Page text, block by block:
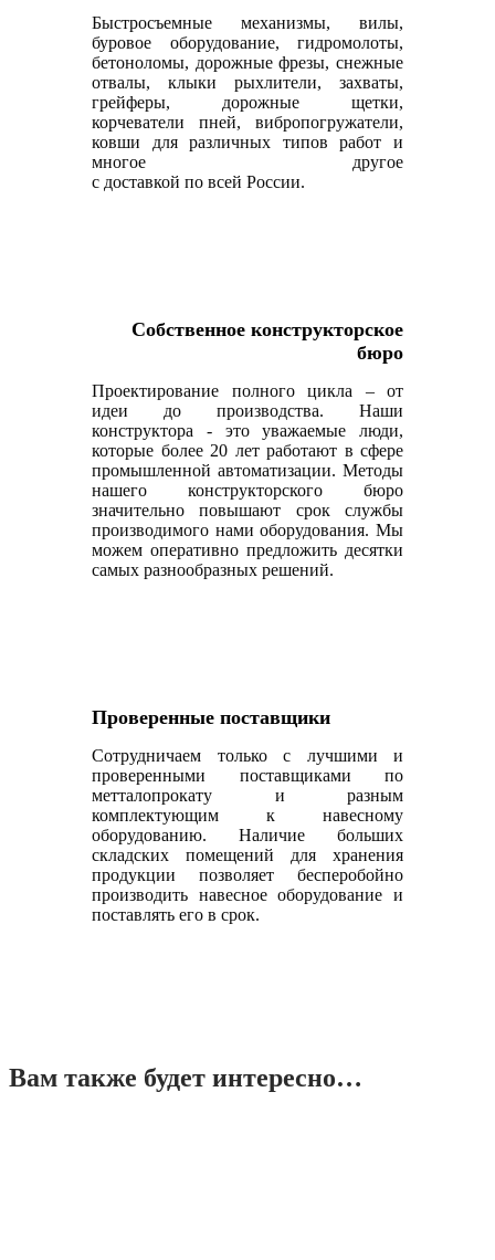
Быстросъемные механизмы, вилы,
буровое оборудование, гидромолоты,
бетоноломы, дорожные фрезы, снежные
отвалы, клыки рыхлители, захваты,
грейферы, дорожные щетки,
корчеватели пней, вибропогружатели,
ковши для различных типов работ и
многое другое
с доставкой по всей России.
Собственное конструкторское
бюро
Проектирование полного цикла – от
идеи до производства. Наши
конструктора - это уважаемые люди,
которые более 20 лет работают в сфере
промышленной автоматизации. Методы
нашего конструкторского бюро
значительно повышают срок службы
производимого нами оборудования. Мы
можем оперативно предложить десятки
самых разнообразных решений.
Проверенные поставщики
Сотрудничаем только с лучшими и
проверенными поставщиками по
метталопрокату и разным
комплектующим к навесному
оборудованию. Наличие больших
складских помещений для хранения
продукции позволяет бесперобойно
производить навесное оборудование и
поставлять его в срок.
Вам также будет интересно…